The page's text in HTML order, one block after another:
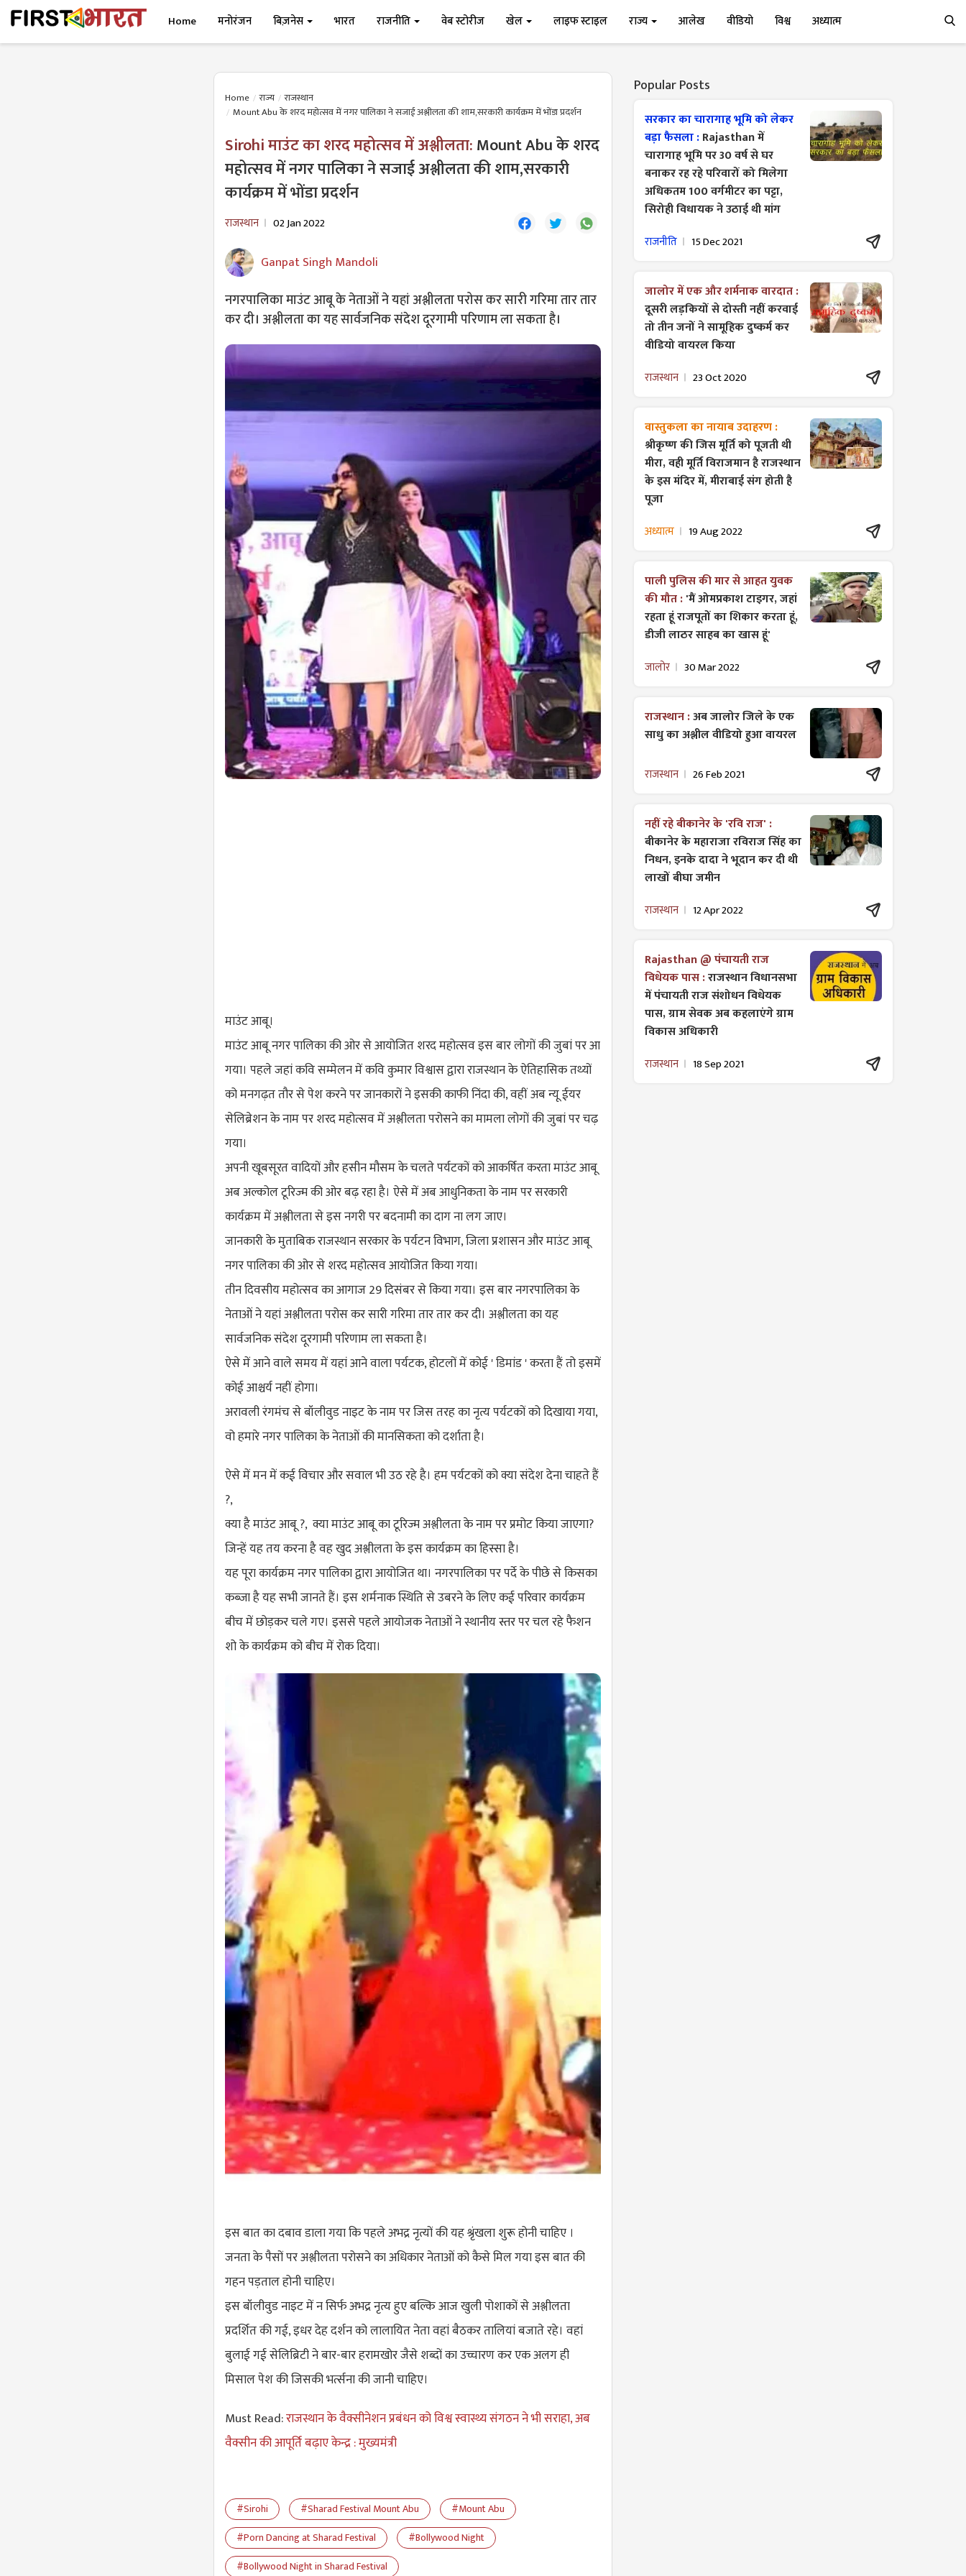
Home मनोरंजन बिज़नेस भारत राजनीति वेब स्टोरीज खेल लाइफ स्टाइल राज्य आलेख वीडियो विश्व अध्यात्म
Home राज्य
राजस्थान
Mount Abu के शरद महोत्सव में नगर पालिका ने सजाई अश्लीलता की शाम,सरकारी कार्यक्रम में भोंडा प्रदर्शन
Sirohi माउंट का शरद महोत्सव में अश्लीलता:Mount Abu के शरद
महोत्सव में नगर पालिका ने सजाई अश्लीलता की शाम,सरकारी
कार्यक्रम में भोंडा प्रदर्शन
राजस्थान 02 Jan 2022
Ganpat Singh Mandoli
नगरपालिका माउंट आबू के नेताओं ने यहां अश्लीलता परोस कर सारी गरिमा तार तार
कर दी। अश्लीलता का यह सार्वजनिक संदेश दूरगामी परिणाम ला सकता है।
माउंट आबू।
माउंट आबू नगर पालिका की ओर से आयोजित शरद महोत्सव इस बार लोगों की जुबां पर आ
गया। पहले जहां कवि सम्मेलन में कवि कुमार विश्वास द्वारा राजस्थान के ऐतिहासिक तथ्यों
को मनगढ़त तौर से पेश करने पर जानकारों ने इसकी काफी निंदा की, वहीं अब न्यू ईयर
सेलिब्रेशन के नाम पर शरद महोत्सव में अश्लीलता परोसने का मामला लोगों की जुबां पर चढ़
गया।
अपनी खूबसूरत वादियों और हसीन मौसम के चलते पर्यटकों को आकर्षित करता माउंट आबू
अब अल्कोल टूरिज्म की ओर बढ़ रहा है। ऐसे में अब आधुनिकता के नाम पर सरकारी
कार्यक्रम में अश्लीलता से इस नगरी पर बदनामी का दाग ना लग जाए।
जानकारी के मुताबिक राजस्थान सरकार के पर्यटन विभाग, जिला प्रशासन और माउंट आबू
नगर पालिका की ओर से शरद महोत्सव आयोजित किया गया।
तीन दिवसीय महोत्सव का आगाज 29 दिसंबर से किया गया। इस बार नगरपालिका के
नेताओं ने यहां अश्लीलता परोस कर सारी गरिमा तार तार कर दी। अश्लीलता का यह
सार्वजनिक संदेश दूरगामी परिणाम ला सकता है।
ऐसे में आने वाले समय में यहां आने वाला पर्यटक, होटलों में कोई ' डिमांड ' करता हैं तो इसमें
कोई आश्चर्य नहीं होगा।
अरावली रंगमंच से बॉलीवुड नाइट के नाम पर जिस तरह का नृत्य पर्यटकों को दिखाया गया,
वो हमारे नगर पालिका के नेताओं की मानसिकता को दर्शाता है।
ऐसे में मन में कई विचार और सवाल भी उठ रहे है। हम पर्यटकों को क्या संदेश देना चाहते हैं
?,
क्या है माउंट आबू ?, क्या माउंट आबू का टूरिज्म अश्लीलता के नाम पर प्रमोट किया जाएगा?
जिन्हें यह तय करना है वह खुद अश्लीलता के इस कार्यक्रम का हिस्सा है।
यह पूरा कार्यक्रम नगर पालिका द्वारा आयोजित था। नगरपालिका पर पर्दे के पीछे से किसका
कब्जा है यह सभी जानते हैं। इस शर्मनाक स्थिति से उबरने के लिए कई परिवार कार्यक्रम
बीच में छोड़कर चले गए। इससे पहले आयोजक नेताओं ने स्थानीय स्तर पर चल रहे फैशन
शो के कार्यक्रम को बीच में रोक दिया।
इस बात का दबाव डाला गया कि पहले अभद्र नृत्यों की यह श्रृंखला शुरू होनी चाहिए ।
जनता के पैसों पर अश्लीलता परोसने का अधिकार नेताओं को कैसे मिल गया इस बात की
गहन पड़ताल होनी चाहिए।
इस बॉलीवुड नाइट में न सिर्फ अभद्र नृत्य हुए बल्कि आज खुली पोशाकों से अश्लीलता
प्रदर्शित की गई, इधर देह दर्शन को लालायित नेता वहां बैठकर तालियां बजाते रहे। वहां
बुलाई गई सेलिब्रिटी ने बार-बार हरामखोर जैसे शब्दों का उच्चारण कर एक अलग ही
मिसाल पेश की जिसकी भर्त्सना की जानी चाहिए।
Must Read:राजस्थान के वैक्सीनेशन प्रबंधन को विश्व स्वास्थ्य संगठन ने भी सराहा, अब
वैक्सीन की आपूर्ति बढ़ाए केन्द्र : मुख्यमंत्री
#Sirohi #Sharad Festival Mount Abu
#Mount Abu
#Porn Dancing at Sharad Festival
#Bollywood Night
#Bollywood Night in Sharad Festival
Popular Posts
सरकार का चारागाह भूमि को लेकर
बड़ा फैसला :Rajasthan में
चारागाह भूमि पर 30 वर्ष से घर
बनाकर रह रहे परिवारों को मिलेगा
अधिकतम 100 वर्गमीटर का पट्टा,
सिरोही विधायक ने उठाई थी मांग
राजनीति 15 Dec 2021
जालोर में एक और शर्मनाक वारदात :
दूसरी लड़कियों से दोस्ती नहीं करवाई
तो तीन जनों ने सामूहिक दुष्कर्म कर
वीडियो वायरल किया
राजस्थान 23 Oct 2020
वास्तुकला का नायाब उदाहरण :
श्रीकृष्ण की जिस मूर्ति को पूजती थी
मीरा, वही मूर्ति विराजमान है राजस्थान
के इस मंदिर में, मीराबाई संग होती है
पूजा
अध्यात्म 19 Aug 2022
पाली पुलिस की मार से आहत युवक
की मौत :'मैं ओमप्रकाश टाइगर, जहां
रहता हूं राजपूतों का शिकार करता हूं,
डीजी लाठर साहब का खास हूं'
जालोर 30 Mar 2022
राजस्थान :अब जालोर जिले के एक
साधु का अश्लील वीडियो हुआ वायरल
राजस्थान 26 Feb 2021
नहीं रहे बीकानेर के 'रवि राज' :
बीकानेर के महाराजा रविराज सिंह का
निधन, इनके दादा ने भूदान कर दी थी
लाखों बीघा जमीन
राजस्थान 12 Apr 2022
Rajasthan @ पंचायती राज
विधेयक पास :राजस्थान विधानसभा
में पंचायती राज ​संशोधन विधेयक
पास, ग्राम सेवक अब कहलाएंगे ग्राम
विकास अधिकारी
राजस्थान 18 Sep 2021